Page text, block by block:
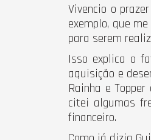
Vivencio o
exemplo, que
para serem
Isso explica o
aquisição e
Rainha e
citei algumas
financeiro.